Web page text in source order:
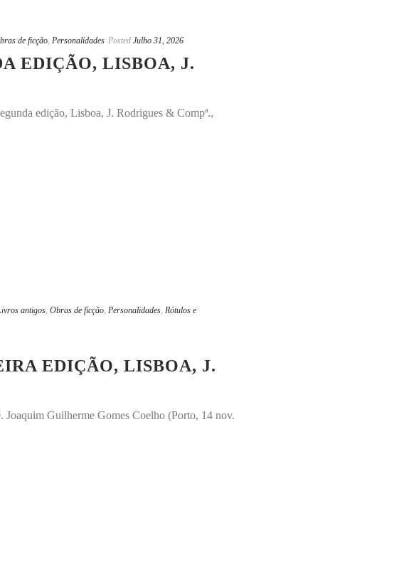
de ficção, Personalidades Posted Julho 31, 2026
EDIÇÃO, LISBOA, J.
edição, Lisboa, J. Rodrigues & Compª.,
antigos, Obras de ficção, Personalidades, Rótulos e
EDIÇÃO, LISBOA, J.
Guilherme Gomes Coelho (Porto, 14 nov.